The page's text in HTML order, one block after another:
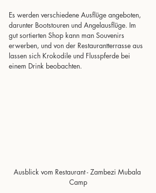
Es werden verschiedene Ausflüge angeboten,
darunter Bootstouren und Angelausflüge. Im
gut sortierten Shop kann man Souvenirs
erwerben, und von der Restaurantterrasse aus
lassen sich Krokodile und Flusspferde bei
einem Drink beobachten.
Ausblick vom Restaurant - Zambezi Mubala
Camp